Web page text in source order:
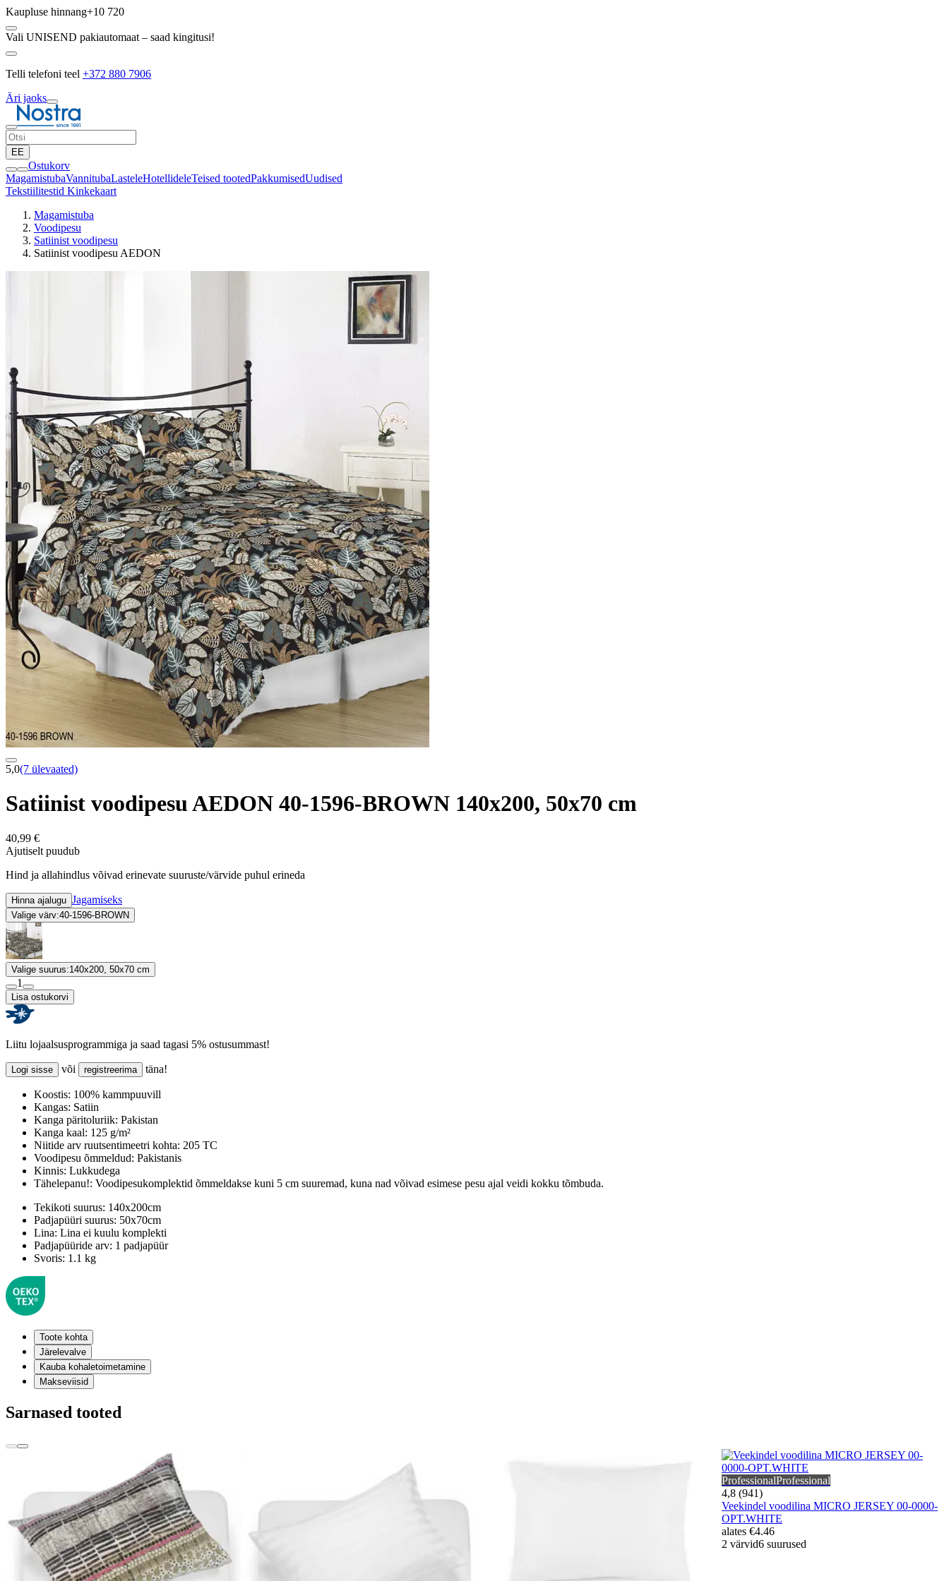
Kaupluse hinnang+10 720
Vali UNISEND pakiautomaat – saad kingitusi!
Telli telefoni teel +372 880 7906
Äri jaoks
EE
Ostukorv
MagamistubaVannitubaLasteleHotellideleTeised tootedPakkumisedUudised
Tekstiilitestid Kinkekaart
Magamistuba
Voodipesu
Satiinist voodipesu
Satiinist voodipesu AEDON
5,0(7 ülevaated)
Satiinist voodipesu AEDON 40-1596-BROWN 140x200, 50x70 cm
40,99 €
Ajutiselt puudub
Hind ja allahindlus võivad erinevate suuruste/värvide puhul erineda
Hinna ajalugu Jagamiseks
Valige värv:40-1596-BROWN
Valige suurus:140x200, 50x70 cm
1
Lisa ostukorvi
Liitu lojaalsusprogrammiga ja saad tagasi 5% ostusummast!
Logi sisse või registreerima täna!
Koostis: 100% kammpuuvill
Kangas: Satiin
Kanga päritoluriik: Pakistan
Kanga kaal: 125 g/m²
Niitide arv ruutsentimeetri kohta: 205 TC
Voodipesu õmmeldud: Pakistanis
Kinnis: Lukkudega
Tähelepanu!: Voodipesukomplektid õmmeldakse kuni 5 cm suuremad, kuna nad võivad esimese pesu ajal veidi kokku tõmbuda.
Tekikoti suurus: 140x200cm
Padjapüüri suurus: 50x70cm
Lina: Lina ei kuulu komplekti
Padjapüüride arv: 1 padjapüür
Svoris: 1.1 kg
Toote kohta
Järelevalve
Kauba kohaletoimetamine
Makseviisid
Sarnased tooted
ProfessionalProfessional
4,8 (941)
Veekindel voodilina MICRO JERSEY 00-0000-
OPT.WHITE
alates €4.46
2 värvid6 suurused